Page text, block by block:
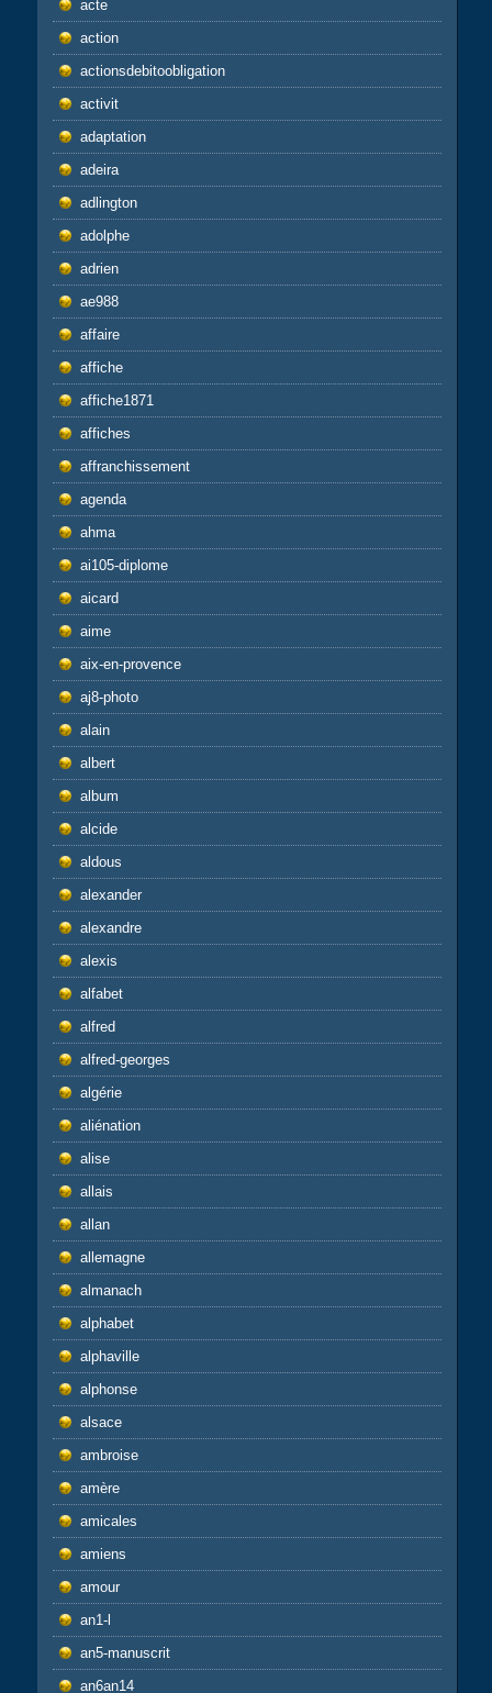
acte
action
actionsdebitoobligation
activit
adaptation
adeira
adlington
adolphe
adrien
ae988
affaire
affiche
affiche1871
affiches
affranchissement
agenda
ahma
ai105-diplome
aicard
aime
aix-en-provence
aj8-photo
alain
albert
album
alcide
aldous
alexander
alexandre
alexis
alfabet
alfred
alfred-georges
algérie
aliénation
alise
allais
allan
allemagne
almanach
alphabet
alphaville
alphonse
alsace
ambroise
amère
amicales
amiens
amour
an1-l
an5-manuscrit
an6an14